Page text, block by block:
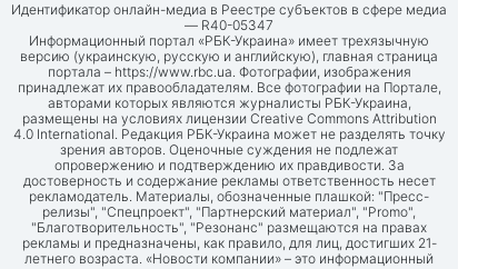
Идентификатор онлайн-медиа в Реестре субъектов в сфере медиа
— R40-05347
Информационный портал «РБК-Украина» имеет трехязычную
версию (украинскую, русскую и английскую), главная страница
портала – https://www.rbc.ua. Фотографии, изображения
принадлежат их правообладателям. Все фотографии на Портале,
авторами которых являются журналисты РБК-Украина,
размещены на условиях лицензии Creative Commons Attribution
4.0 International. Редакция РБК-Украина может не разделять точку
зрения авторов. Оценочные суждения не подлежат
опровержению и подтверждению их правдивости. За
достоверность и содержание рекламы ответственность несет
рекламодатель. Материалы, обозначенные плашкой: "Пресс-
релизы", "Спецпроект", "Партнерский материал", "Promo",
"Благотворительность", "Резонанс" размещаются на правах
рекламы и предназначены, как правило, для лиц, достигших 21-
летнего возраста. «Новости компании» – это информационный